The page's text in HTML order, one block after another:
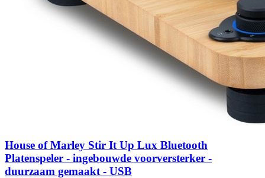
House of Marley Stir It Up Lux Bluetooth
Platenspeler - ingebouwde voorversterker -
duurzaam gemaakt - USB